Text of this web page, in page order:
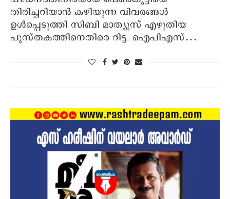
തിരിച്ചറിയാന്‍ കഴിയുന്ന വിവരങ്ങള്‍
ഉള്‍പ്പെടുത്തി സിബി മാത്യൂസ് എഴുതിയ
പുസ്തകത്തിനെതിരെ റിട്ട. ഐപിഎസ്…